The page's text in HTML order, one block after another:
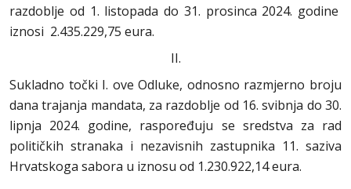
razdoblje od 1. listopada do 31. prosinca 2024. godine
iznosi 2.435.229,75 eura.
II.
Sukladno točki I. ove Odluke, odnosno razmjerno broju
dana trajanja mandata, za razdoblje od 16. svibnja do 30.
lipnja 2024. godine, raspoređuju se sredstva za rad
političkih stranaka i nezavisnih zastupnika 11. saziva
Hrvatskoga sabora u iznosu od 1.230.922,14 eura.